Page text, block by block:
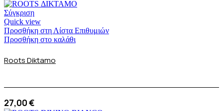
Σύγκριση
Quick view
Προσθήκη στη Λίστα Επιθυμιών
Προσθήκη στο καλάθι
Roots Diktamo
27,00€